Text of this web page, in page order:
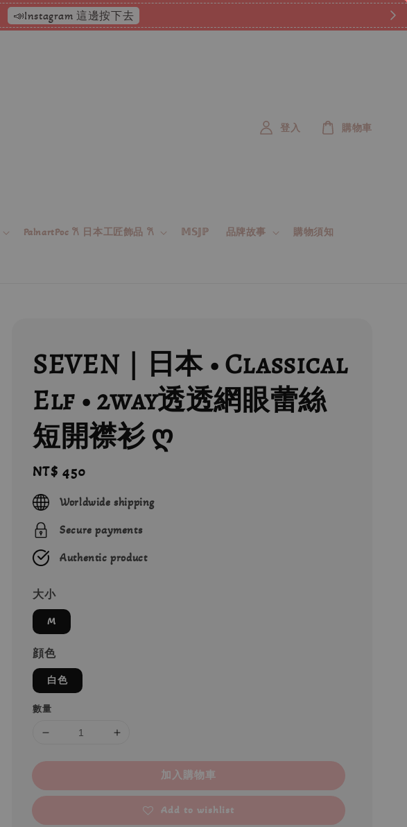
📣Instagram 這邊按下去
PalnartPoc 𐙚 日本工匠飾品 𐙚 𝕄𝕊𝕁ℙ 品牌故事 購物須知
登入 購物車
SEVEN｜日本 • Classical
Elf • 2way透透網眼蕾絲
短開襟衫 ღ
Regular
price
NT$ 450
Worldwide shipping
Secure payments
Authentic product
大小
M
顔色
白色
數量
加入購物車
Add to wishlist